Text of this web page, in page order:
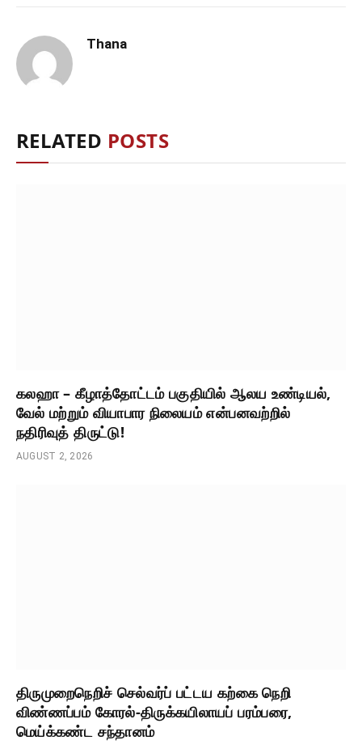
Thana
RELATED POSTS
கலஹா – கீழாத்தோட்டம் பகுதியில் ஆலய உண்டியல்,
வேல் மற்றும் வியாபார நிலையம் என்பனவற்றில்
நதிரிவுத் திருட்டு!
AUGUST 2, 2026
திருமுறைநெறிச் செல்வர்ப் பட்டய கற்கை நெறி
விண்ணப்பம் கோரல்-திருக்கயிலாயப் பரம்பரை,
மெய்க்கண்ட சந்தானம்